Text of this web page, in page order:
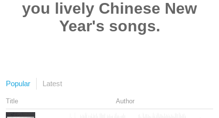
you lively Chinese New
Year's songs.
Popular Latest
Title Author